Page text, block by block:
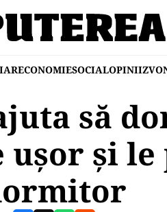
ECONOMIESOCIALOPINII
să
ușor și